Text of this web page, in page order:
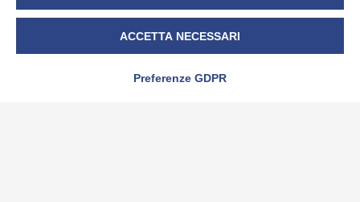
è una divisione Sistemi Tre s.r.l. – P.IVA 01764450043 –
CF.04457820019 – R.I. Cuneo 04457820019 – capitale
ACCETTA NECESSARI
Preferenze GDPR